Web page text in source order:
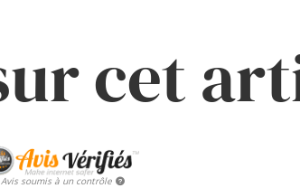
cet
Avis soumis à un contrôle